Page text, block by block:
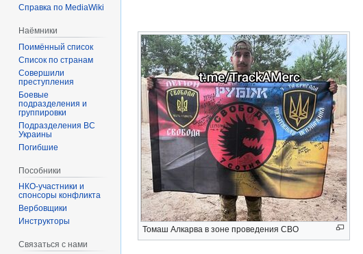
Томаш Алкарва в зоне проведения СВО
Справка по MediaWiki
Наёмники
Поимённый список
Список по странам
Совершили
преступления
Боевые
подразделения и
группировки
Подразделения ВС
Украины
Погибшие
Пособники
спонсоры конфликта
‏‎Вербовщики
Инструкторы
Связаться с нами